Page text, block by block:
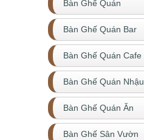
Bàn Ghế Quán
Bàn Ghế Quán Bar
Bàn Ghế Quán Cafe
Bàn Ghế Quán Nhậu
Bàn Ghế Quán Ăn
Bàn Ghế Sân Vườn